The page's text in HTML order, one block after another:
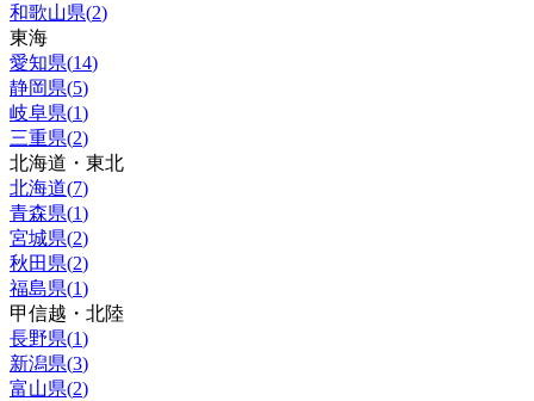
和歌山県(2)
東海
愛知県(14)
静岡県(5)
岐阜県(1)
三重県(2)
北海道・東北
北海道(7)
青森県(1)
宮城県(2)
秋田県(2)
福島県(1)
甲信越・北陸
長野県(1)
新潟県(3)
富山県(2)